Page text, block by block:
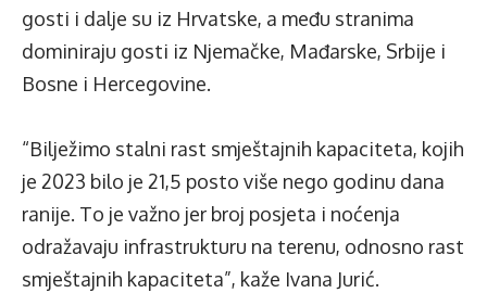
gosti i dalje su iz Hrvatske, a među stranima
dominiraju gosti iz Njemačke, Mađarske, Srbije i
Bosne i Hercegovine.
“Bilježimo stalni rast smještajnih kapaciteta, kojih
je 2023 bilo je 21,5 posto više nego godinu dana
ranije. To je važno jer broj posjeta i noćenja
odražavaju infrastrukturu na terenu, odnosno rast
smještajnih kapaciteta”, kaže Ivana Jurić.